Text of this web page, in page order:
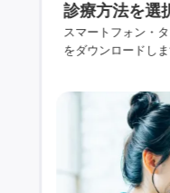
診療方法を選
スマートフォン・
をダウンロードしま